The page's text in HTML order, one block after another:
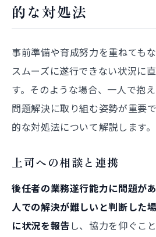
的な対処法
事前準備や育成努力を重ねても
スムーズに遂行できない状況に
す。そのような場合、一人で抱
問題解決に取り組む姿勢が重要
的な対処法について解説します。
上司への相談と連携
後任者の業務遂行能力に問題が
人での解決が難しいと判断した
に状況を報告し、協力を仰ぐこ